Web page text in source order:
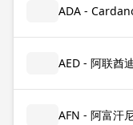
ADA -
AED - 阿联酋
AFN - 阿富汗